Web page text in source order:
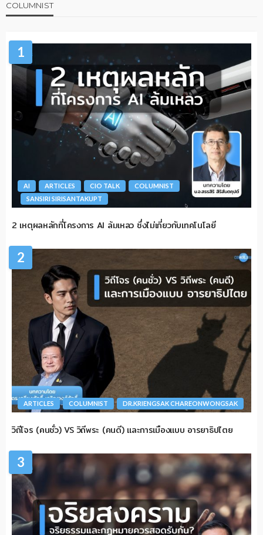
COLUMNIST
1
AI ARTICLES CIO TALK
COLUMNIST
SANSIRI SIRISANTAKUPT
2 เหตุผลหลักที่โครงการ AI ล้มเหลว ซึ่งไม่เกี่ยวกับเทคโนโลยี
2
ARTICLES COLUMNIST DR.KRIENGSAK CHAREONWONGSAK
วิถีโจร (คนชั่ว) VS วิถีพระ (คนดี) และการเมืองแบบ อารยาธิปไตย
3